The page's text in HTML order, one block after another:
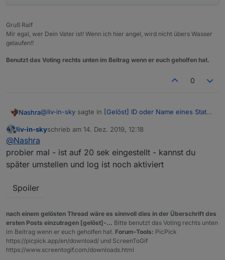
if (alpha[0].toUpperCase() > beta[
if (beta[0 ].toUpperCase() > alpha[
for (var i=0; i<sortArr.length;i++) {
if(i%2==0) {htmlString=htmlString+
else {      htmlString=htmlString+ "<td>"
+
createState('Netzwerk3.StringHTML', "0", {name:
createState('Netzwerk3.Anzahl',  { name:
setStateDelayed('Netzwerk3.Anzahl' , counter,
setStateDelayed ( 'Netzwerk3.StringHTML'
setStateDelayed(devicename, devicenameName,
createState(devicename, 'empty', {
sortArr.push(help);
if (a[1].toUpperCase().trim()
                 return -1;
if (b[1].toUpperCase().trim()
                 return 1;
              return 0;
Gruß Ralf
Mir egal, wer Dein Vater ist! Wenn ich hier angel, wird nicht übers Wasser
gelaufen!!
Benutzt das Voting rechts unten im Beitrag wenn er euch geholfen hat.
0
Nashra@liv-in-sky sagte in [Gelöst] ID oder Name eines State
vom ping adapter
Offline
liv-in-skyschrieb am 14. Dez. 2019, 12:18
zuletzt editiert von
@Nashra
probier mal - ist auf 20 sek eingestellt - kannst du
später umstellen und log ist noch aktiviert
Spoiler
nach einem gelösten Thread wäre es sinnvoll dies in der Überschrift des
ersten Posts einzutragen [gelöst]-... Bitte benutzt das Voting rechts unten
im Beitrag wenn er euch geholfen hat. Forum-Tools: PicPick
https://picpick.app/en/download/ und ScreenToGif
https://www.screentogif.com/downloads.html